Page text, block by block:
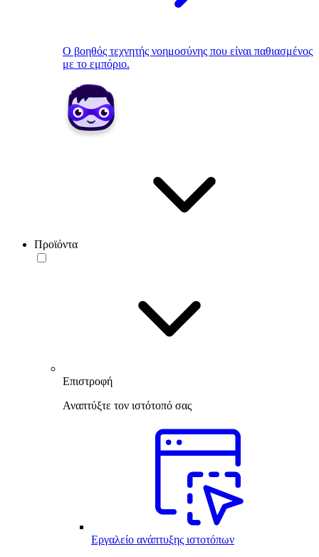
Ο βοηθός τεχνητής νοημοσύνης που είναι παθιασμένος
με το εμπόριο.
Προϊόντα
Επιστροφή
Αναπτύξτε τον ιστότοπό σας
Εργαλείο ανάπτυξης ιστοτόπων